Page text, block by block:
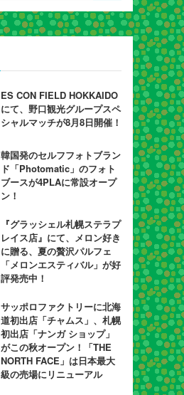
ES CON FIELD HOKKAIDO
にて、野口観光グループスペ
シャルマッチが8月8日開催！
韓国発のセルフフォトブラン
ド「Photomatic」のフォト
ブースが4PLAに常設オープ
ン！
『グラッシェル札幌ステラプ
レイス店』にて、メロン好き
に贈る、夏の贅沢パルフェ
「メロンエスティバル」が好
評発売中！
サッポロファクトリーに北海
道初出店「チャムス」、札幌
初出店「ナンガ ショップ」
がこの秋オープン！「THE
NORTH FACE」は日本最大
級の売場にリニューアル